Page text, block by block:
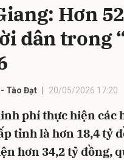
Hơn
dân trong
- Tào Đạt 20/05/2026 17:20
phí thực hiện các
tỉnh là hơn 18,4 tỷ
hơn 34,2 tỷ đồng,